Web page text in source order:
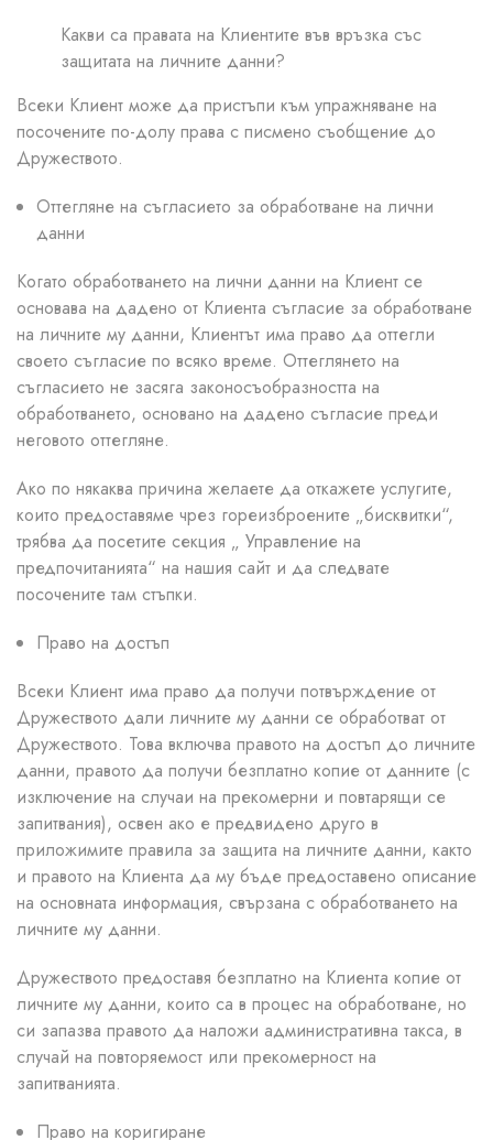
Какви са правата на Клиентите във връзка със
защитата на личните данни?
Всеки Клиент може да пристъпи към упражняване на
посочените по-долу права с писмено съобщение до
Дружеството.
Оттегляне на съгласието за обработване на лични
данни
Когато обработването на лични данни на Клиент се
основава на дадено от Клиента съгласие за обработване
на личните му данни, Клиентът има право да оттегли
своето съгласие по всяко време. Оттеглянето на
съгласието не засяга законосъобразността на
обработването, основано на дадено съгласие преди
неговото оттегляне.
Ако по някаква причина желаете да откажете услугите,
които предоставяме чрез гореизброените „бисквитки“,
трябва да посетите секция „ Управление на
предпочитанията“ на нашия сайт и да следвате
посочените там стъпки.
Право на достъп
Всеки Клиент има право да получи потвърждение от
Дружеството дали личните му данни се обработват от
Дружеството. Това включва правото на достъп до личните
данни, правото да получи безплатно копие от данните (с
изключение на случаи на прекомерни и повтарящи се
запитвания), освен ако е предвидено друго в
приложимите правила за защита на личните данни, както
и правото на Клиента да му бъде предоставено описание
на основната информация, свързана с обработването на
личните му данни.
Дружеството предоставя безплатно на Клиента копие от
личните му данни, които са в процес на обработване, но
си запазва правото да наложи административна такса, в
случай на повторяемост или прекомерност на
запитванията.
Право на коригиране